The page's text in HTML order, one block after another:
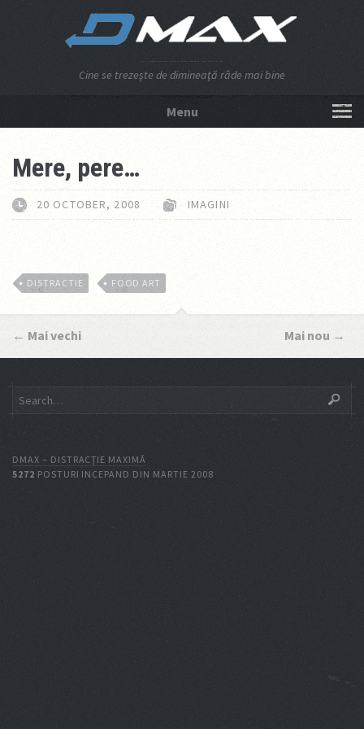
Cine se trezeşte de dimineaţă râde mai bine
Menu
Mere, pere…
20 OCTOBER, 2008 IMAGINI
DISTRACTIE FOOD ART
← Mai vechi Mai nou →
DMAX – DISTRACŢIE MAXIMĂ
5272 POSTURI INCEPAND DIN MARTIE 2008